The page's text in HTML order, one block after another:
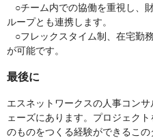
○チーム内での協働を重視し、
ループとも連携します。
○フレックスタイム制、在宅勤
が可能です。
最後に
エスネットワークスの人事コン
ェーズにあります。プロジェク
のものをつくる経験ができるこ